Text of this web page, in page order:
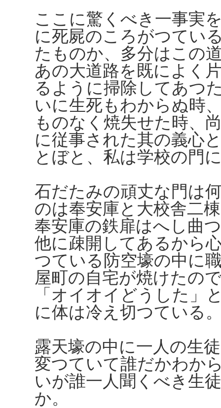
ここに驚くべき一事実
に死屍のころがつてい
たものか、多分はこの
あの大道路を既によく
るように掃除してあつ
いに生死もわからぬ時
ものなく焼失せた時、
に従事された其の義心
とぼと、私は学校の門
石だたみの頑丈な門は
のは奉安庫と大校舎二
奉安庫の鉄扉はへし曲
他に疎開してあるから
つている防空壕の中に
屋町の自宅が焼けたの
「オイオイどうした」
に体は冷え切つている
露天壕の中に一人の生
変つていて誰だかわか
いが誰一人聞くべき生
か。